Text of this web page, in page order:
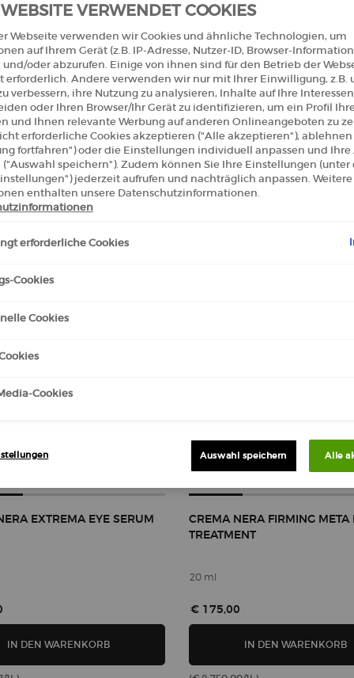
ACQUA PANTELLERIA
TREATMENT LOTION
IN DEN WARENKORB CREMA NERA ACQUA PANTELLERIA
CREMA NERA SUPREME
LIGHT CREAM
30 ml
€ 270,00
EXTREMA EYE SERUM
IN DEN WARENKORB CREMA NERA EXTREMA EYE SERUM
CREMA NERA FIRMING META
TREATMENT
20 ml
€ 175,00
IN DEN WARENKORB
VERWENDET COOKIES
Webseite verwenden wir Cookies und ähnliche Technologien, um
auf Ihrem Gerät (z.B. IP-Adresse, Nutzer-ID, Browser-
oder abzurufen. Einige von ihnen sind für den Betrieb der
erforderlich. Andere verwenden wir nur mit Ihrer Einwilligung, z.B.
verbessern, ihre Nutzung zu analysieren, Inhalte auf Ihre Interessen
oder Ihren Browser/Ihr Gerät zu identifizieren, um ein Profil
und Ihnen relevante Werbung auf anderen Onlineangeboten zu
erforderliche Cookies akzeptieren ("Alle akzeptieren"), ablehnen
fortfahren") oder die Einstellungen individuell anpassen und Ihre
("Auswahl speichern"). Zudem können Sie Ihre Einstellungen (unter
jederzeit aufrufen und nachträglich anpassen. Weitere
enthalten unsere Datenschutzinformationen.
erforderliche Cookies
Cookies
Cookies
Cookies
Auswahl speichern Alle